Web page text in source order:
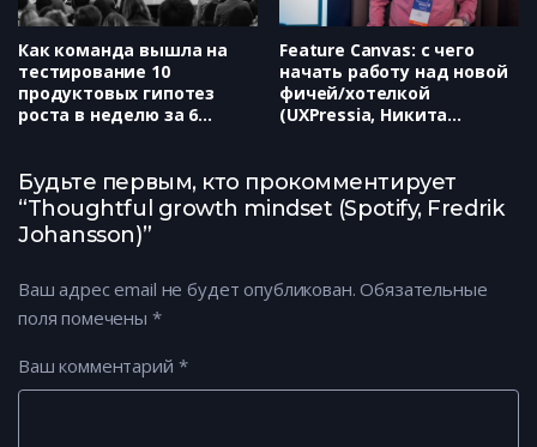
Как команда вышла на
тестирование 10
продуктовых гипотез
роста в неделю за 6
красках от участника
событий (Growth Academy
RU, Юрий Дроган)
Feature Canvas: с чего
начать работу над новой
фичей/хотелкой
(UXPressia, Никита
Будьте первым, кто прокомментирует
“Thoughtful growth mindset (Spotify, Fredrik
Johansson)”
Ваш адрес email не будет опубликован. Обязательные
поля помечены *
Ваш комментарий *